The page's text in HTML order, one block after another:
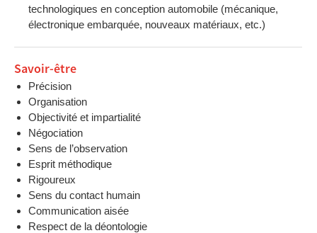
technologiques en conception automobile (mécanique,
électronique embarquée, nouveaux matériaux, etc.)
Savoir-être
Précision
Organisation
Objectivité et impartialité
Négociation
Sens de l’observation
Esprit méthodique
Rigoureux
Sens du contact humain
Communication aisée
Respect de la déontologie